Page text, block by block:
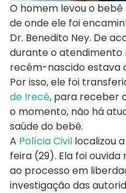
O homem levou o
de onde ele foi
Dr. Benedito Ney. De
durante o atendimento
recém-nascido estava
Por isso, ele foi
de Irecê, para receber
o momento, não há
saúde do bebê.
A Polícia Civil localizou
feira (29). Ela foi
ao processo em
investigação das